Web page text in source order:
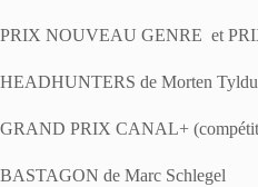
PRIX NOUVEAU GENRE et
HEADHUNTERS de Morten
GRAND PRIX CANAL+
BASTAGON de Marc Schlegel